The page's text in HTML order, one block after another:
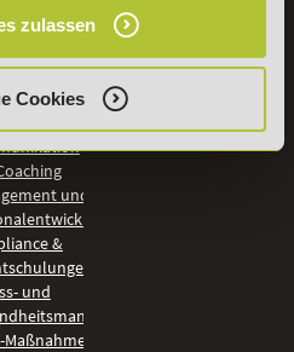
zulassen
Cookies
Lernen
und
und
&
und
Maßnahmen